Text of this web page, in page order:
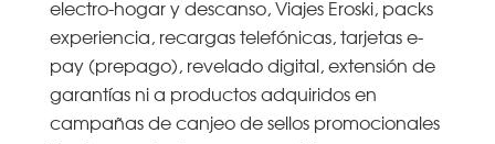
electro-hogar y descanso, Viajes Eroski, packs
experiencia, recargas telefónicas, tarjetas e-
pay (prepago), revelado digital, extensión de
garantías ni a productos adquiridos en
campañas de canjeo de sellos promocionales